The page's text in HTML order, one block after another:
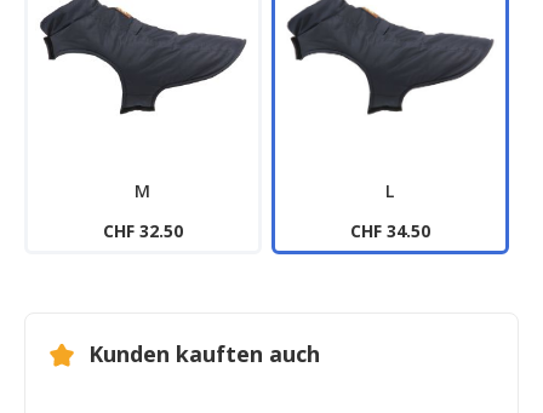
M
CHF 32.50
L
CHF 34.50
Kunden kauften auch